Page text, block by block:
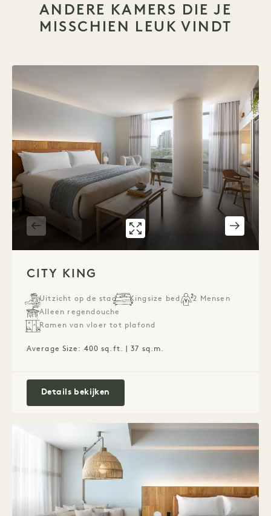
ANDERE KAMERS DIE JE
MISSCHIEN LEUK VINDT
GALERIE 533 CITY KING
CITY KING
Uitzicht op de stad Kingsize bed
2 Mensen
Alleen regendouche
Ramen van vloer tot plafond
Average Size: 400 sq.ft. | 37 sq.m.
Details bekijken